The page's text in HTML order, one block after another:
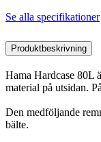
Se alla specifikationer
Produktbeskrivning
Hama Hardcase 80L
material på utsidan.
Den medföljande
bälte.